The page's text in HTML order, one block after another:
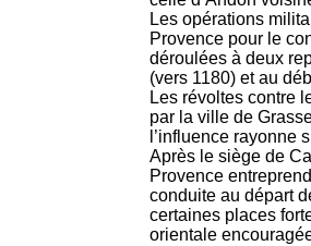
Les opérations
Provence pour le
déroulées à deux
(vers 1180) et au
Les révoltes contre
par la ville de
l’influence rayonne
Après le siège de
Provence
conduite au départ
certaines places
orientale